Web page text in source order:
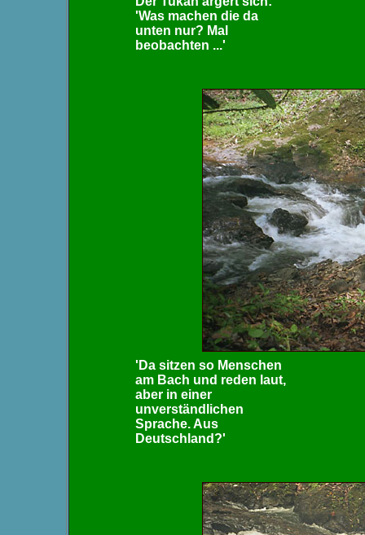
'Was machen die da
unten nur? Mal
beobachten ...'
'Da sitzen so Menschen
am Bach und reden laut,
aber in einer
unverständlichen
Sprache. Aus
Deutschland?'